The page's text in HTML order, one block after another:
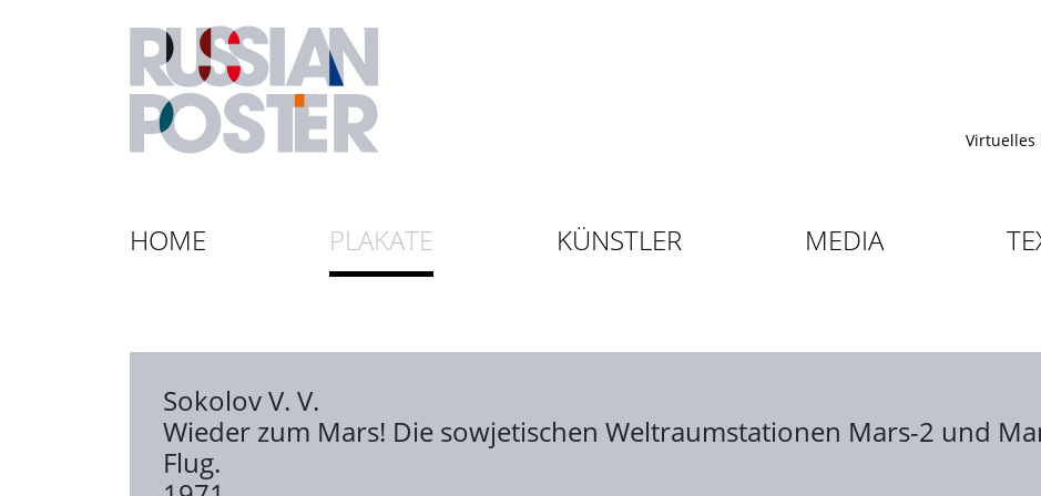
Virtuelles
HOME PLAKATE KÜNSTLER MEDIA
Sokolov V. V.
Wieder zum Mars! Die sowjetischen Weltraumstationen Mars-2 und
Flug.